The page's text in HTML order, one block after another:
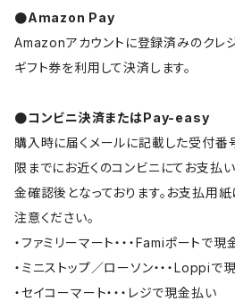
●Amazon Pay
Amazonアカウントに登録済みのクレ
ギフト券を利用して決済します。
●コンビニ決済またはPay-easy
購入時に届くメールに記載した受付番
限までにお近くのコンビニにてお支払
金確認後となっております。お支払用
注意ください。
・ファミリーマート・・・Famiポートで現
・ミニストップ／ローソン・・・Loppiで
・セイコーマート・・・レジで現金払い